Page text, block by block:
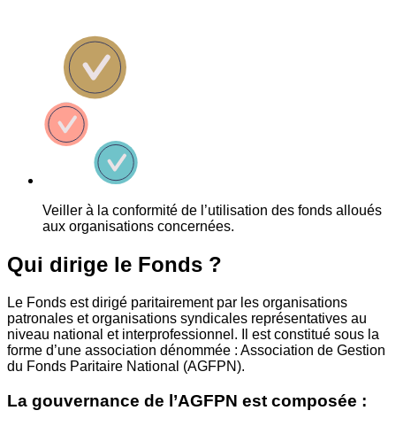
Veiller à la conformité de l’utilisation des fonds alloués
aux organisations concernées.
Qui dirige le Fonds ?
Le Fonds est dirigé paritairement par les organisations
patronales et organisations syndicales représentatives au
niveau national et interprofessionnel. Il est constitué sous la
forme d’une association dénommée : Association de Gestion
du Fonds Paritaire National (AGFPN).
La gouvernance de l’AGFPN est composée :